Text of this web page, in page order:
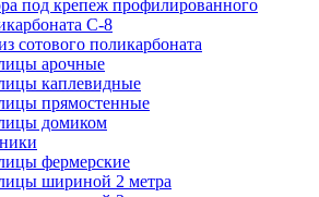
под крепеж профилированного
С-8
сотового поликарбоната
арочные
каплевидные
прямостенные
домиком
фермерские
шириной 2 метра